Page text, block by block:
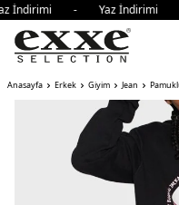
İndirimi - Yaz
Anasayfa Erkek Giyim Jean